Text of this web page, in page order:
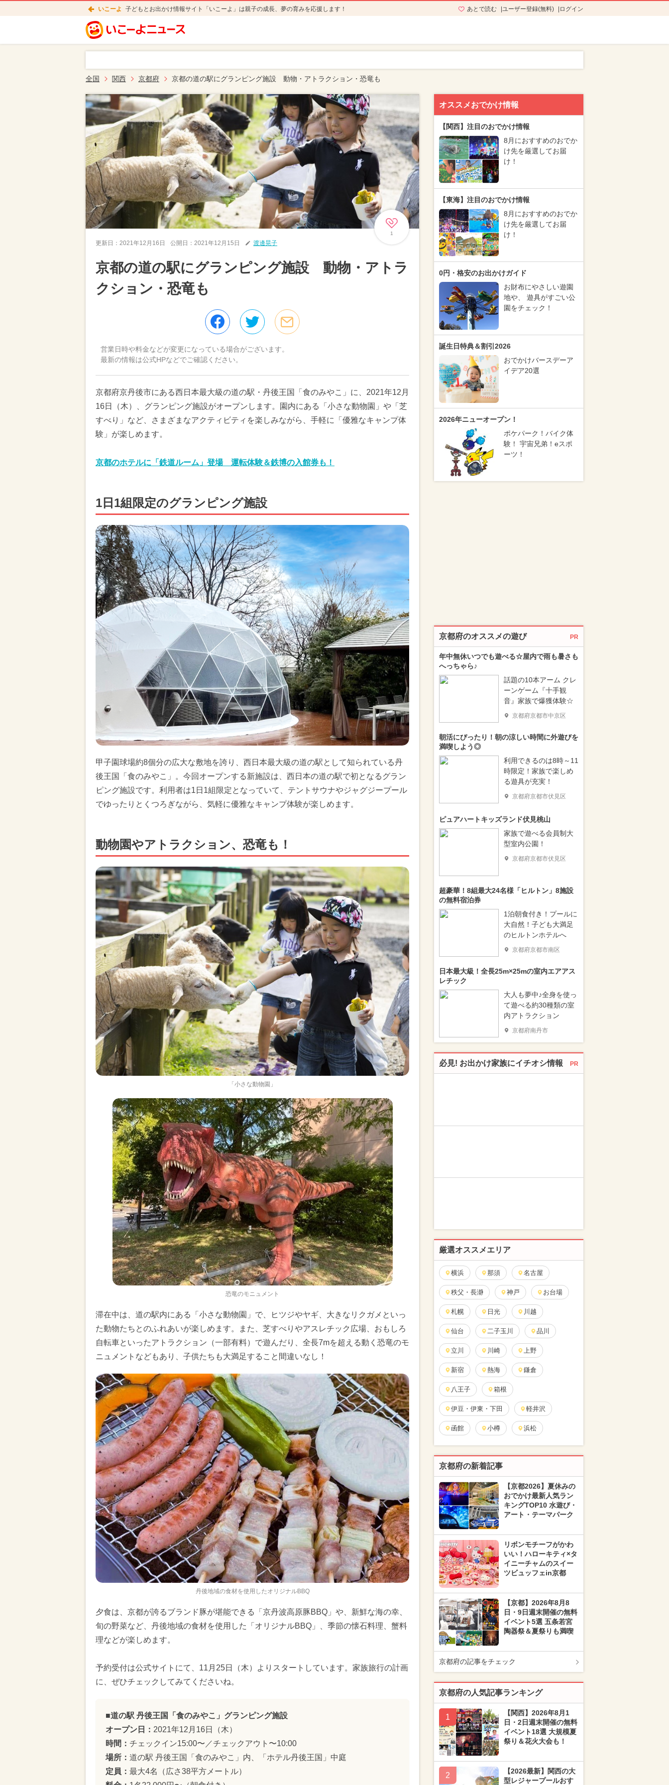
いこーよ 子どもとお出かけ情報サイト「いこーよ」は親子の成長、夢の育みを応援します！ あとで読む ユーザー登録(無料) ログイン
全国 関西 京都府 京都の道の駅にグランピング施設 動物・アトラクション・恐竜も
1
更新日： 2021年12月16日 公開日： 2021年12月15日 渡邊晃子
京都の道の駅にグランピング施設 動物・アトラ
クション・恐竜も
営業日時や料金などが変更になっている場合がございます。
最新の情報は公式HPなどでご確認ください。
京都府京丹後市にある西日本最大級の道の駅・丹後王国「食のみやこ」に、2021年12月
16日（木）、グランピング施設がオープンします。園内にある「小さな動物園」や「芝
すべり」など、さまざまなアクティビティを楽しみながら、手軽に「優雅なキャンプ体
験」が楽しめます。
京都のホテルに「鉄道ルーム」登場 運転体験＆鉄博の入館券も！
1日1組限定のグランピング施設
甲子園球場約8個分の広大な敷地を誇り、西日本最大級の道の駅として知られている丹
後王国「食のみやこ」。今回オープンする新施設は、西日本の道の駅で初となるグラン
ピング施設です。利用者は1日1組限定となっていて、テントサウナやジャグジープール
でゆったりとくつろぎながら、気軽に優雅なキャンプ体験が楽しめます。
動物園やアトラクション、恐竜も！
「小さな動物園」
恐竜のモニュメント
滞在中は、道の駅内にある「小さな動物園」で、ヒツジやヤギ、大きなリクガメといっ
た動物たちとのふれあいが楽しめます。また、芝すべりやアスレチック広場、おもしろ
自転車といったアトラクション（一部有料）で遊んだり、全長7mを超える動く恐竜のモ
ニュメントなどもあり、子供たちも大満足すること間違いなし！
丹後地域の食材を使用したオリジナルBBQ
夕食は、京都が誇るブランド豚が堪能できる「京丹波高原豚BBQ」や、新鮮な海の幸、
旬の野菜など、丹後地域の食材を使用した「オリジナルBBQ」、季節の懐石料理、蟹料
理などが楽しめます。
予約受付は公式サイトにて、11月25日（木）よりスタートしています。家族旅行の計画
に、ぜひチェックしてみてくださいね。
■道の駅 丹後王国「食のみやこ」グランピング施設
オープン日： 2021年12月16日（木）
時間： チェックイン15:00〜／チェックアウト〜10:00
場所： 道の駅 丹後王国「食のみやこ」内、「ホテル丹後王国」中庭
定員： 最大4名（広さ38平方メートル）
オススメおでかけ情報
【関西】注目のおでかけ情報
8月におすすめのおでか
け先を厳選してお届
け！
【東海】注目のおでかけ情報
8月におすすめのおでか
け先を厳選してお届
け！
0円・格安のお出かけガイド
お財布にやさしい遊園
地や、 遊具がすごい公
園をチェック！
誕生日特典＆割引2026
おでかけバースデーア
イデア20選
2026年ニューオープン！
ポケパーク！バイク体
験！ 宇宙兄弟！eスポ
ーツ！
京都府のオススメの遊び PR
年中無休いつでも遊べる☆屋内で雨も暑さも
へっちゃら♪
話題の10本アーム クレ
ーンゲーム『十手観
音』家族で爆獲体験☆
京都府京都市中京区
朝活にぴったり！朝の涼しい時間に外遊びを
満喫しよう◎
利用できるのは8時～11
時限定！家族で楽しめ
る遊具が充実！
京都府京都市伏見区
ピュアハートキッズランド伏見桃山
家族で遊べる会員制大
型室内公園！
京都府京都市伏見区
超豪華！8組最大24名様「ヒルトン」8施設
の無料宿泊券
1泊朝食付き！プールに
大自然！子ども大満足
のヒルトンホテルへ
京都府京都市南区
日本最大級！全長25m×25mの室内エアアス
レチック
大人も夢中♪全身を使っ
て遊べる約30種類の室
内アトラクション
京都府南丹市
必見! お出かけ家族にイチオシ情報 PR
厳選オススメエリア
横浜 那須 名古屋
秩父・長瀞 神戸 お台場
札幌 日光 川越
仙台 二子玉川 品川
立川 川崎 上野
新宿 熱海 鎌倉
八王子 箱根
伊豆・伊東・下田 軽井沢
函館 小樽 浜松
京都府の新着記事
【京都2026】夏休みの
おでかけ最新人気ラン
キングTOP10 水遊び・
アート・テーマパーク
リボンモチーフがかわ
いい！ハローキティ×タ
イニーチャムのスイー
ツビュッフェin京都
【京都】2026年8月8
日・9日週末開催の無料
イベント5選 五条若宮
陶器祭＆夏祭りも満喫
京都府の記事をチェック
京都府の人気記事ランキング
1
【関西】2026年8月1
日・2日週末開催の無料
イベント18選 大規模夏
祭り＆花火大会も！
2
【2026最新】関西の大
型レジャープールおす